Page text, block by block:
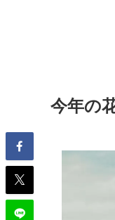
今年の